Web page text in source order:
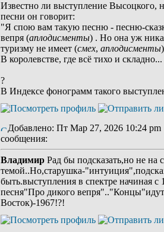
Известно ли выступление Высоцкого,
песни он говорит:
"Я спою вам такую песню - песню-
вепря (аплодисменты) . Но она уж
туризму не имеет (смех, аплодисменты
В королевстве, где всë тихо и складно...
?
В Индексе фонограмм такого
Добавлено: Пт Мар 27, 2026 10:24 pm
сообщения:
Владимир Рад бы подсказать,но не на
темой..Но,старушка-
быть.выступления в спектре начиная с
песня"Про дикого
Восток)-1967!?!